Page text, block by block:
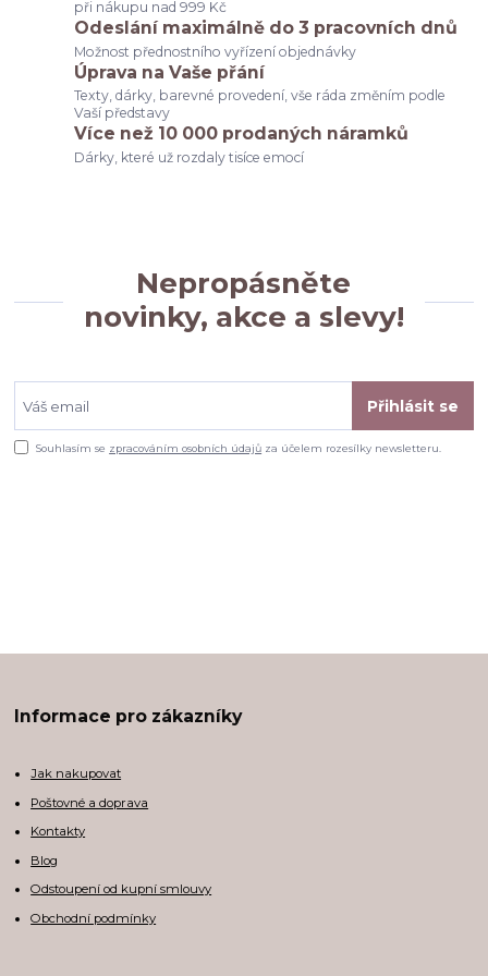
při nákupu nad 999 Kč
Odeslání maximálně do 3 pracovních dnů
Možnost přednostního vyřízení objednávky
Úprava na Vaše přání
Texty, dárky, barevné provedení, vše ráda změním podle
Vaší představy
Více než 10 000 prodaných náramků
Dárky, které už rozdaly tisíce emocí
Nepropásněte
novinky, akce a slevy!
Přihlásit se
Souhlasím se zpracováním osobních údajů za účelem rozesílky newsletteru.
Informace pro zákazníky
Jak nakupovat
Poštovné a doprava
Kontakty
Blog
Odstoupení od kupní smlouvy
Obchodní podmínky